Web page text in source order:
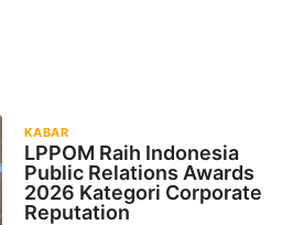
KABAR
LPPOM Raih Indonesia
Public Relations Awards
2026 Kategori Corporate
Reputation